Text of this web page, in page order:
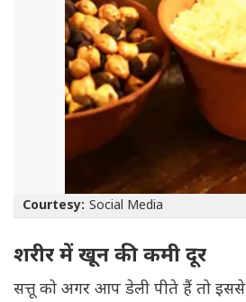
Courtesy: Social Media
शरीर में खून की कमी दूर
सत्तू को अगर आप डेली पीते हैं तो